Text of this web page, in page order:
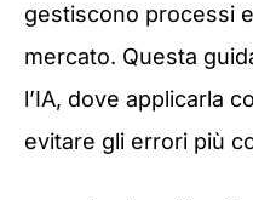
gestiscono processi
mercato. Questa
l’IA, dove applicarla
evitare gli errori più